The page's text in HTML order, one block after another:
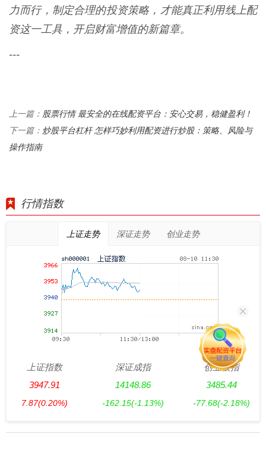
力而行，制定合理的投资策略，才能真正利用线上配
资这一工具，开启财富增值的新篇章。
---
上一篇： 股票行情 最安全的在线配资平台：安心交易，稳健盈利！
下一篇： 炒股平台杠杆 怎样巧妙利用配资进行炒股：策略、风险与
操作指南
行情指数
上证走势 深证走势 创业走势
上证指数
3947.91
7.87(0.20%)
深证成指
14148.86
-162.15(-1.13%)
创业板指
3485.44
-77.68(-2.18%)